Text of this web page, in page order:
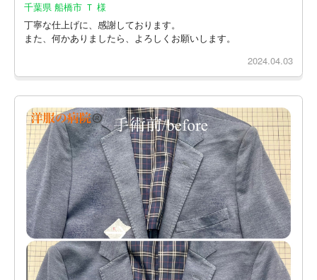
千葉県 船橋市 Ｔ 様
丁寧な仕上げに、感謝しております。
また、何かありましたら、よろしくお願いします。
2024.04.03